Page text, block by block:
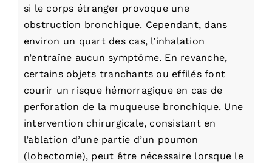
si le corps étranger provoque une
obstruction bronchique. Cependant, dans
environ un quart des cas, l’inhalation
n’entraîne aucun symptôme. En revanche,
certains objets tranchants ou effilés font
courir un risque hémorragique en cas de
perforation de la muqueuse bronchique. Une
intervention chirurgicale, consistant en
l’ablation d’une partie d’un poumon
(lobectomie), peut être nécessaire lorsque le